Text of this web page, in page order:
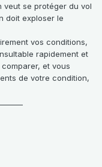
veut se protéger du vol
doit exploser le
vos conditions,
rapidement et
et vous
de votre condition,